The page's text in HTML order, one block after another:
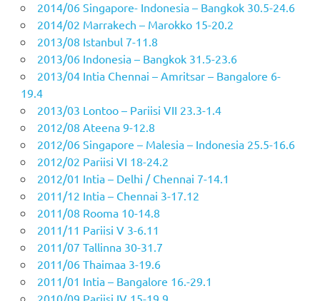
2014/06 Singapore- Indonesia – Bangkok 30.5-24.6
2014/02 Marrakech – Marokko 15-20.2
2013/08 Istanbul 7-11.8
2013/06 Indonesia – Bangkok 31.5-23.6
2013/04 Intia Chennai – Amritsar – Bangalore 6-
19.4
2013/03 Lontoo – Pariisi VII 23.3-1.4
2012/08 Ateena 9-12.8
2012/06 Singapore – Malesia – Indonesia 25.5-16.6
2012/02 Pariisi VI 18-24.2
2012/01 Intia – Delhi / Chennai 7-14.1
2011/12 Intia – Chennai 3-17.12
2011/08 Rooma 10-14.8
2011/11 Pariisi V 3-6.11
2011/07 Tallinna 30-31.7
2011/06 Thaimaa 3-19.6
2011/01 Intia – Bangalore 16.-29.1